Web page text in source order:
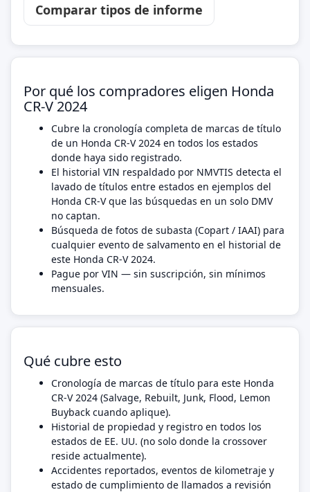
Comparar tipos de informe
Por qué los compradores eligen Honda
CR-V 2024
Cubre la cronología completa de marcas de título
de un Honda CR-V 2024 en todos los estados
donde haya sido registrado.
El historial VIN respaldado por NMVTIS detecta el
lavado de títulos entre estados en ejemplos del
Honda CR-V que las búsquedas en un solo DMV
no captan.
Búsqueda de fotos de subasta (Copart / IAAI) para
cualquier evento de salvamento en el historial de
este Honda CR-V 2024.
Pague por VIN — sin suscripción, sin mínimos
mensuales.
Qué cubre esto
Cronología de marcas de título para este Honda
CR-V 2024 (Salvage, Rebuilt, Junk, Flood, Lemon
Buyback cuando aplique).
Historial de propiedad y registro en todos los
estados de EE. UU. (no solo donde la crossover
reside actualmente).
Accidentes reportados, eventos de kilometraje y
estado de cumplimiento de llamados a revisión